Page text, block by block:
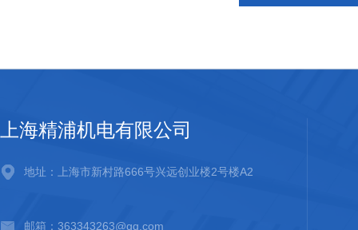
上海精浦机电有限公司
地址：上海市新村路666号兴远创业楼2号楼A2
邮箱：363343263@qq.com